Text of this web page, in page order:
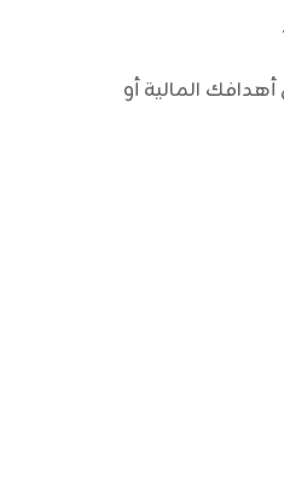
المالية أو